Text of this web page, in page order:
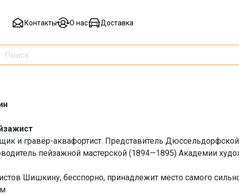
Контакты О нас Доставка
и гравёр-аквафортист. Представитель
пейзажной мастерской (1894—1895) Академии
Шишкину, бесспорно, принадлежит место самого